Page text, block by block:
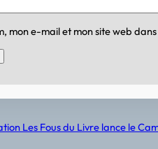
mon e-mail et mon site web
Les Fous du Livre lance le